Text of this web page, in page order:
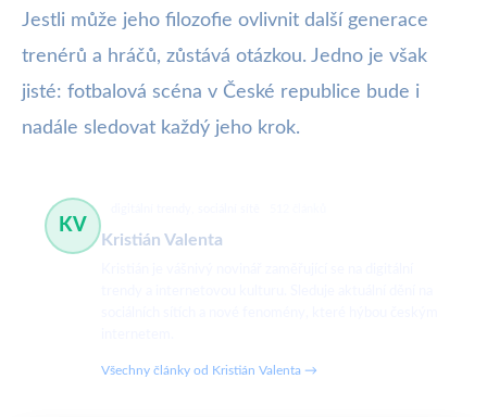
Jestli může jeho filozofie ovlivnit další generace
trenérů a hráčů, zůstává otázkou. Jedno je však
jisté: fotbalová scéna v České republice bude i
nadále sledovat každý jeho krok.
KV
Kristián Valenta
Všechny články od Kristián Valenta →